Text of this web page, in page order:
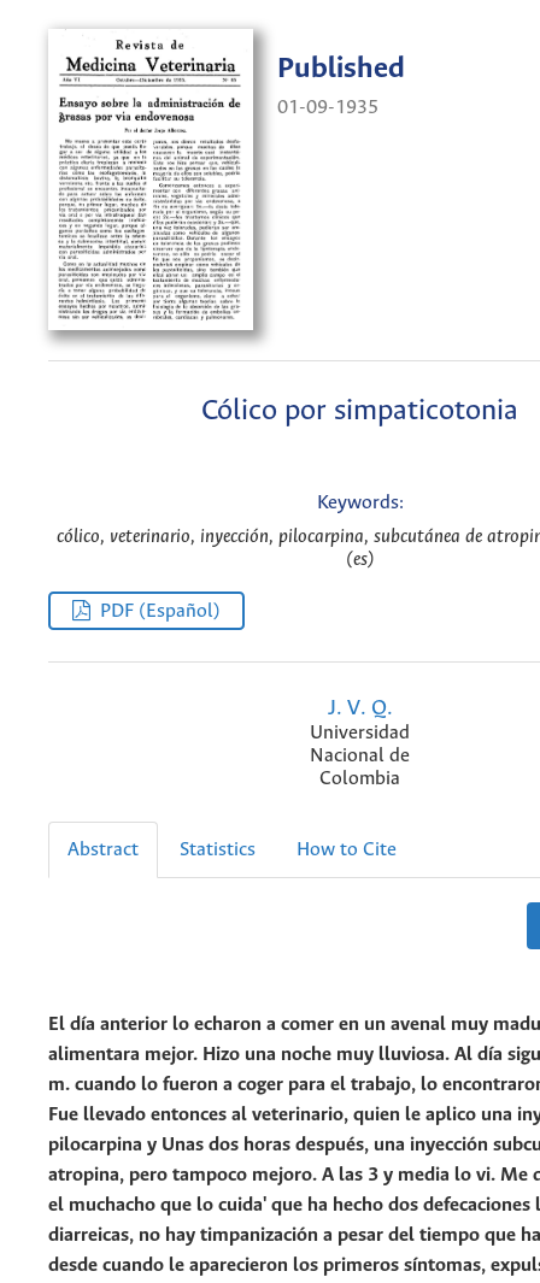
Published
01-09-1935
Cólico por simpaticotonia
Keywords:
cólico, veterinario, inyección, pilocarpina, subcutánea de
(es)
PDF (Español)
J. V. Q.
Universidad
Nacional de
Colombia
Abstract Statistics How to Cite
El día anterior lo echaron a comer en un avenal muy
alimentara mejor. Hizo una noche muy lluviosa. Al día
m. cuando lo fueron a coger para el trabajo, lo
Fue llevado entonces al veterinario, quien le aplico una
pilocarpina y Unas dos horas después, una inyección
atropina, pero tampoco mejoro. A las 3 y media lo vi. Me
el muchacho que lo cuida' que ha hecho dos defecaciones
diarreicas, no hay timpanización a pesar del tiempo que
desde cuando le aparecieron los primeros síntomas,